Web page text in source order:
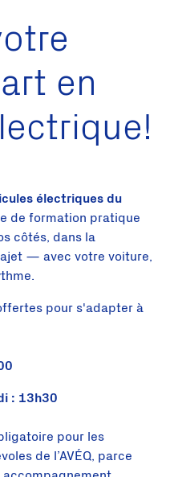
en
électriques du
de formation pratique
côtés, dans la
— avec votre voiture,
pour s'adapter à
: 13h30
pour les
de l’AVÉQ, parce